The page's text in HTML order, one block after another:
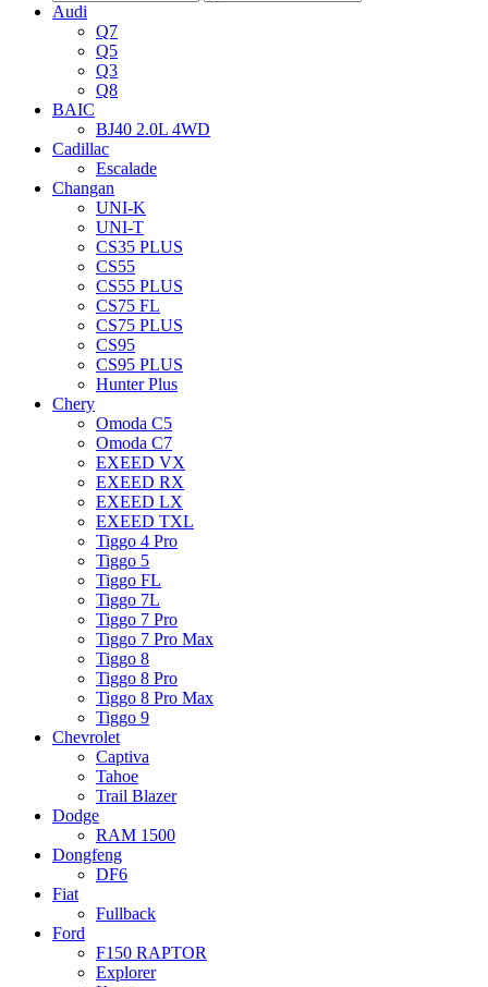
Audi
Q7
Q5
Q3
Q8
BAIC
BJ40 2.0L 4WD
Cadillac
Escalade
Changan
UNI-K
UNI-T
CS35 PLUS
CS55
CS55 PLUS
CS75 FL
CS75 PLUS
CS95
CS95 PLUS
Hunter Plus
Chery
Omoda C5
Omoda C7
EXEED VX
EXEED RX
EXEED LX
EXEED TXL
Tiggo 4 Pro
Tiggo 5
Tiggo FL
Tiggo 7L
Tiggo 7 Pro
Tiggo 7 Pro Max
Tiggo 8
Tiggo 8 Pro
Tiggo 8 Pro Max
Tiggo 9
Chevrolet
Captiva
Tahoe
Trail Blazer
Dodge
RAM 1500
Dongfeng
DF6
Fiat
Fullback
Ford
F150 RAPTOR
Explorer